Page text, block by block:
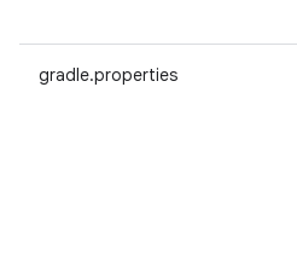
gradle.properties